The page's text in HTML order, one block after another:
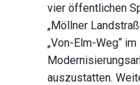
vier öffentlichen
„Möllner
„Von-Elm-Weg“
auszustatten.